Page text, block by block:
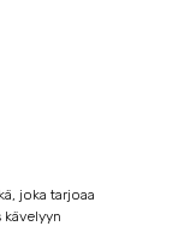
joka tarjoaa